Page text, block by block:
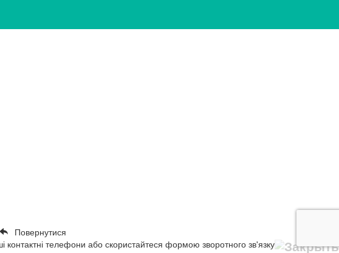
Повернутися
телефони або скористайтеся формою зворотного зв'язку